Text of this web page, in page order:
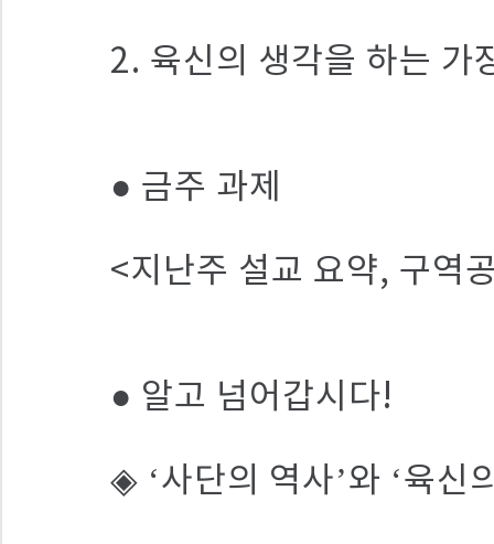
2. 육신의 생각을 하는 가
● 금주 과제
<지난주 설교 요약, 구역
● 알고 넘어갑시다!
◈ ‘사단의 역사’와 ‘육신